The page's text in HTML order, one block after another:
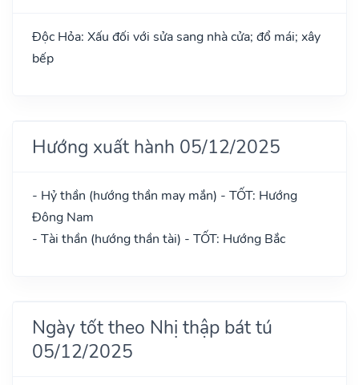
Độc Hỏa: Xấu đối với sửa sang nhà cửa; đổ mái; xây
bếp
Hướng xuất hành 05/12/2025
- Hỷ thần (hướng thần may mắn) - TỐT: Hướng
Đông Nam
- Tài thần (hướng thần tài) - TỐT: Hướng Bắc
Ngày tốt theo Nhị thập bát tú
05/12/2025